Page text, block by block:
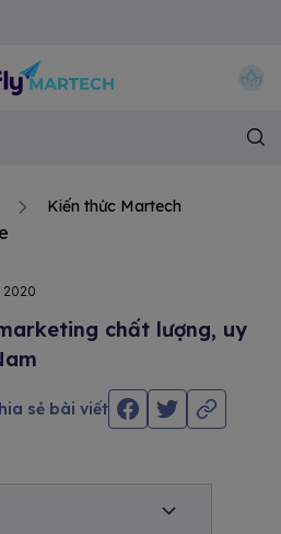
Kiến thức Martech
2020
chất lượng, uy
sẻ bài viết